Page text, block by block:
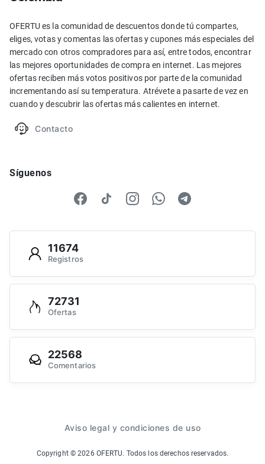
OFERTU es la comunidad de descuentos donde tú compartes,
eliges, votas y comentas las ofertas y cupones más especiales del
mercado con otros compradores para así, entre todos, encontrar
las mejores oportunidades de compra en internet. Las mejores
ofertas reciben más votos positivos por parte de la comunidad
incrementando así su temperatura. Atrévete a pasarte de vez en
cuando y descubrir las ofertas más calientes en internet.
Contacto
Síguenos
11674
Registros
72731
Ofertas
22568
Comentarios
Aviso legal y condiciones de uso
Copyright ©2026 OFERTU. Todos los derechos reservados.